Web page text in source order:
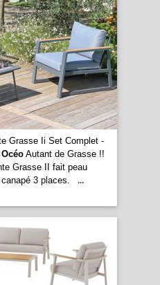
Grasse Ii Set Complet -
Autant de Grasse !!
Grasse II fait peau
3 places.
...